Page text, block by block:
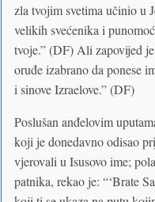
zla tvojim svetima učinio u
velikih svećenika i
tvoje.” (DF) Ali zapovijed
oruđe izabrano da ponese
i sinove Izraelove.” (DF)
Poslušan anđelovim
koji je donedavno odisao
vjerovali u Isusovo ime;
patnika, rekao je: “‘Brate